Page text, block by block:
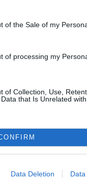
of the Sale of my
of processing my
of Collection, Use,
that Is Unrelated
Data Deletion Data